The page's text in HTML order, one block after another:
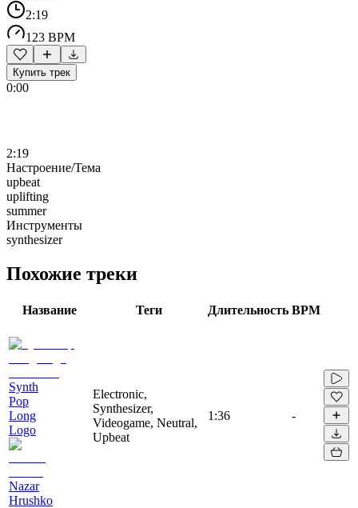
2:19
123 BPM
Купить трек
0:00
2:19
Настроение/Тема
upbeat
uplifting
summer
Инструменты
synthesizer
Похожие треки
Название Теги Длительность BPM
Synth
Pop
Long
Logo
Nazar
Hrushko
Electronic,
Synthesizer,
Videogame, Neutral,
Upbeat
1:36 -